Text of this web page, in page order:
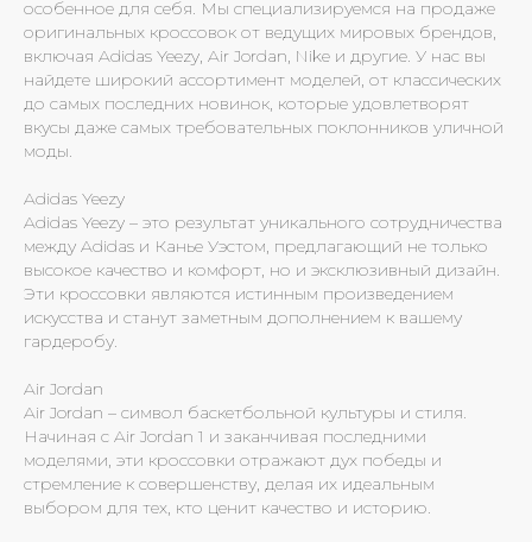
особенное для себя. Мы специализируемся на продаже
оригинальных кроссовок от ведущих мировых брендов,
включая Adidas Yeezy, Air Jordan, Nike и другие. У нас вы
найдете широкий ассортимент моделей, от классических
до самых последних новинок, которые удовлетворят
вкусы даже самых требовательных поклонников уличной
моды.
Adidas Yeezy
Adidas Yeezy – это результат уникального сотрудничества
между Adidas и Канье Уэстом, предлагающий не только
высокое качество и комфорт, но и эксклюзивный дизайн.
Эти кроссовки являются истинным произведением
искусства и станут заметным дополнением к вашему
гардеробу.
Air Jordan
Air Jordan – символ баскетбольной культуры и стиля.
Начиная с Air Jordan 1 и заканчивая последними
моделями, эти кроссовки отражают дух победы и
стремление к совершенству, делая их идеальным
выбором для тех, кто ценит качество и историю.